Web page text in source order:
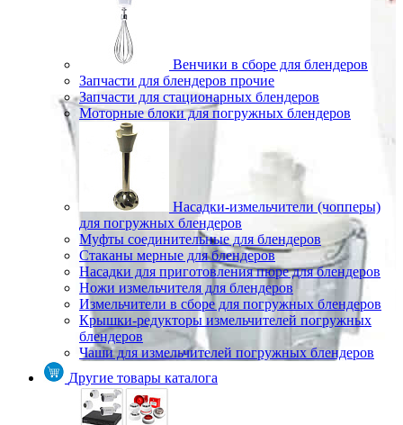
Венчики в сборе для блендеров
Запчасти для блендеров прочие
Запчасти для стационарных блендеров
Моторные блоки для погружных блендеров
Насадки-измельчители (чопперы)
для погружных блендеров
Муфты соединительные для блендеров
Стаканы мерные для блендеров
Насадки для приготовления пюре для блендеров
Ножи измельчителя для блендеров
Измельчители в сборе для погружных блендеров
Крышки-редукторы измельчителей погружных
блендеров
Чаши для измельчителей погружных блендеров
Другие товары каталога